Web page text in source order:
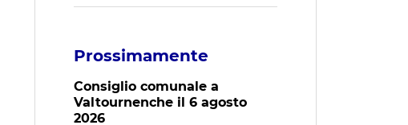
Prossimamente
Consiglio comunale a
Valtournenche il 6 agosto
2026